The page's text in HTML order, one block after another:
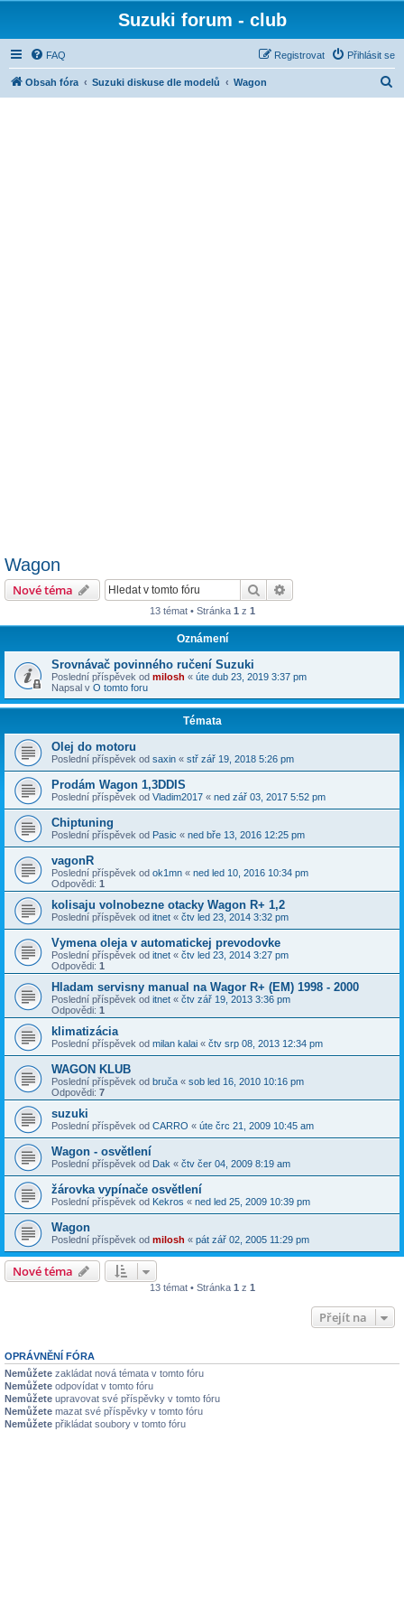
Suzuki forum - club
FAQ Přihlásit se
Registrovat
Obsah fóra Suzuki diskuse dle modelů Wagon
Wagon
Nové téma Hledat
13 témat • Stránka 1 z 1
Oznámení
Srovnávač povinného ručení Suzuki
Poslední příspěvek od milosh « úte dub 23, 2019 3:37 pm
Napsal v O tomto foru
Témata
Olej do motoru
Poslední příspěvek od saxin « stř zář 19, 2018 5:26 pm
Prodám Wagon 1,3DDIS
Poslední příspěvek od Vladim2017 « ned zář 03, 2017 5:52 pm
Chiptuning
Poslední příspěvek od Pasic « ned bře 13, 2016 12:25 pm
vagonR
Poslední příspěvek od ok1mn « ned led 10, 2016 10:34 pm
Odpovědi: 1
kolisaju volnobezne otacky Wagon R+ 1,2
Poslední příspěvek od itnet « čtv led 23, 2014 3:32 pm
Vymena oleja v automatickej prevodovke
Poslední příspěvek od itnet « čtv led 23, 2014 3:27 pm
Odpovědi: 1
Hladam servisny manual na Wagor R+ (EM) 1998 - 2000
Poslední příspěvek od itnet « čtv zář 19, 2013 3:36 pm
Odpovědi: 1
klimatizácia
Poslední příspěvek od milan kalai « čtv srp 08, 2013 12:34 pm
WAGON KLUB
Poslední příspěvek od bruča « sob led 16, 2010 10:16 pm
Odpovědi: 7
suzuki
Poslední příspěvek od CARRO « úte črc 21, 2009 10:45 am
Wagon - osvětlení
Poslední příspěvek od Dak « čtv čer 04, 2009 8:19 am
žárovka vypínače osvětlení
Poslední příspěvek od Kekros « ned led 25, 2009 10:39 pm
Wagon
Poslední příspěvek od milosh « pát zář 02, 2005 11:29 pm
Nové téma
13 témat • Stránka 1 z 1
Přejít na
OPRÁVNĚNÍ FÓRA
Nemůžete zakládat nová témata v tomto fóru
Nemůžete odpovídat v tomto fóru
Nemůžete upravovat své příspěvky v tomto fóru
Nemůžete mazat své příspěvky v tomto fóru
Nemůžete přikládat soubory v tomto fóru